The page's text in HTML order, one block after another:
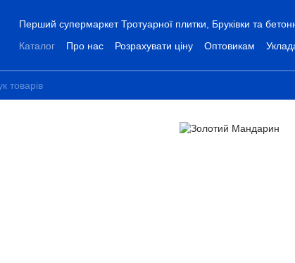
Перший супермаркет Тротуарної плитки, Бруківки та
Каталог
Про нас Розрахувати ціну Оптовикам